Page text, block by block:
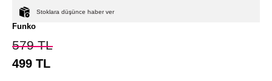
Stoklara düşünce haber ver
Funko
579TL
499 TL